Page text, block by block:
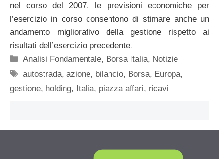
nel corso del 2007, le previsioni economiche per
l’esercizio in corso consentono di stimare anche un
andamento migliorativo della gestione rispetto ai
risultati dell’esercizio precedente.
Categorie
Analisi Fondamentale, Borsa Italia, Notizie
Tag
autostrada,azione, bilancio, Borsa, Europa,
gestione, holding, Italia, piazza affari, ricavi